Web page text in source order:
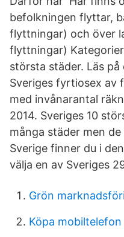
befolkningen flyttar,
flyttningar) och över
flyttningar)
största städer. Läs
Sveriges fyrtiosex av
med invånarantal
2014. Sveriges 10
många städer men
Sverige finner du i
välja en av Sveriges
Grön
Köpa